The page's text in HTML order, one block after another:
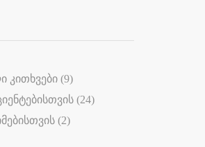
კითხვები (9)
(24)
(2)